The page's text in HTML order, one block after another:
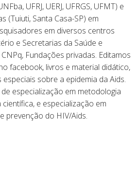
UFRJ, UERJ, UFRGS, UFMT) e
(Tuiuti, Santa Casa-SP) em
em diversos centros
e Secretarias da Saúde e
CNPq, Fundações privadas. Editamos
facebook, livros e material didático,
sobre a epidemia da Aids.
especialização em metodologia
e especialização em
prevenção do HIV/Aids.